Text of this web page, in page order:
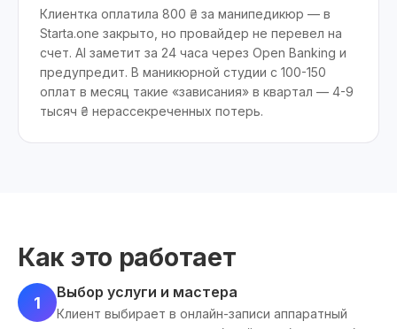
Клиентка оплатила 800 ₴ за манипедикюр — в
Starta.one закрыто, но провайдер не перевел на
счет. AI заметит за 24 часа через Open Banking и
предупредит. В маникюрной студии с 100-150
оплат в месяц такие «зависания» в квартал — 4-9
тысяч ₴ нерассекреченных потерь.
Как это работает
1
Выбор услуги и мастера
Клиент выбирает в онлайн-записи аппаратный